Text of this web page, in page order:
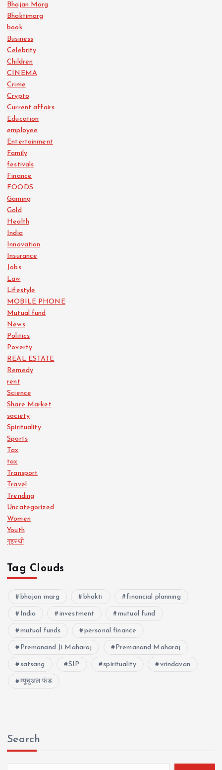
Bhajan Marg
Bhaktimarg
book
Business
Celebrity
Children
CINEMA
Crime
Crypto
Current affairs
Education
employee
Entertainment
Family
festivals
Finance
FOODS
Gaming
Gold
Health
India
Innovation
Insurance
Jobs
Law
Lifestyle
MOBILE PHONE
Mutual fund
News
Politics
Poverty
REAL ESTATE
Remedy
rent
Science
Share Market
society
Spirituality
Sports
Tax
tax
Transport
Travel
Trending
Uncategorized
Women
Youth
गृहस्थी
Tag Clouds
bhajan marg bhakti financial planning
India investment mutual fund
mutual funds personal finance
Premanand Ji Maharaj Premanand Maharaj
satsang SIP spirituality vrindavan
म्यूचुअल फंड
Search